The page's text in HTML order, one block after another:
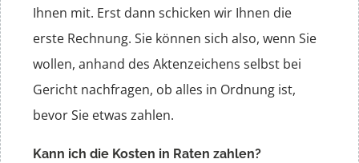
Ihnen mit. Erst dann schicken wir Ihnen die
erste Rechnung. Sie können sich also, wenn Sie
wollen, anhand des Aktenzeichens selbst bei
Gericht nachfragen, ob alles in Ordnung ist,
bevor Sie etwas zahlen.
Kann ich die Kosten in Raten zahlen?